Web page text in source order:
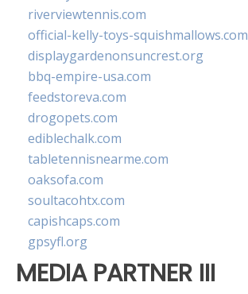
riverviewtennis.com
official-kelly-toys-squishmallows.com
displaygardenonsuncrest.org
bbq-empire-usa.com
feedstoreva.com
drogopets.com
ediblechalk.com
tabletennisnearme.com
oaksofa.com
soultacohtx.com
capishcaps.com
gpsyfl.org
MEDIA PARTNER III